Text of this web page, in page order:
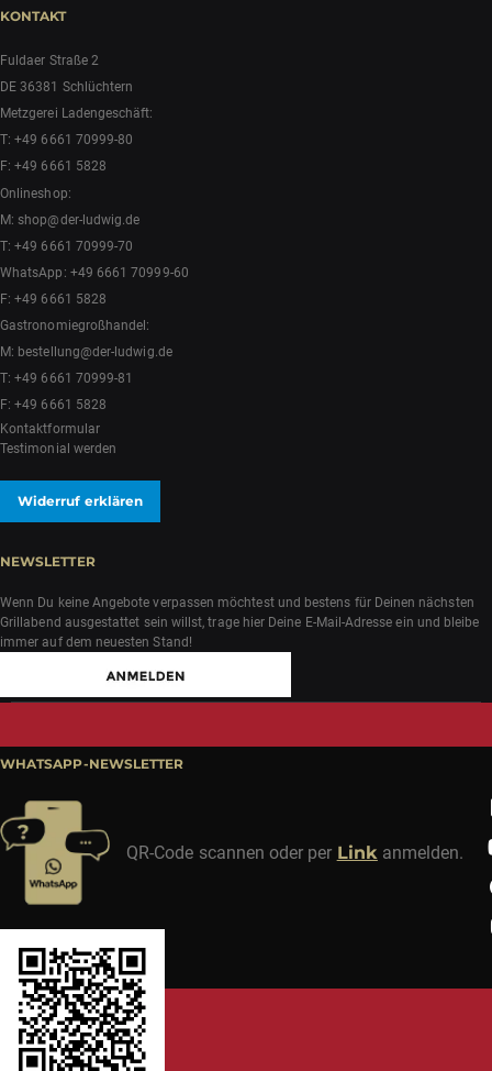
KONTAKT
Fuldaer Straße 2
DE 36381 Schlüchtern
Metzgerei Ladengeschäft:
T:+49 6661 70999-80
F: +49 6661 5828
Onlineshop:
M:shop@der-ludwig.de
T:+49 6661 70999-70
WhatsApp: +49 6661 70999-60
F: +49 6661 5828
Gastronomiegroßhandel:
M: bestellung@der-ludwig.de
T:+49 6661 70999-81
F: +49 6661 5828
Kontaktformular
Testimonial werden
Widerruf erklären
NEWSLETTER
Wenn Du keine Angebote verpassen möchtest und bestens für Deinen nächsten
Grillabend ausgestattet sein willst, trage hier Deine E-Mail-Adresse ein und bleibe
immer auf dem neuesten Stand!
WHATSAPP-NEWSLETTER
QR-Code scannen oder per Linkanmelden.